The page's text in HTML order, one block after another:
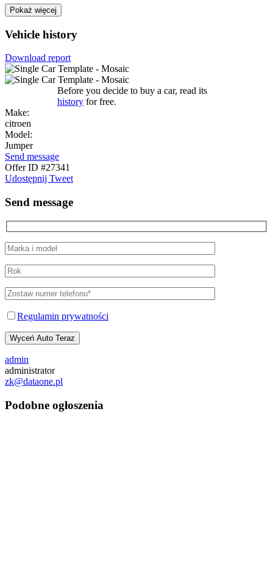
Pokaż więcej
Vehicle history
Download report
Before you decide to buy a car, read its
history for free.
Make:
citroen
Model:
Jumper
Send message
Offer ID #27341
Udostępnij Tweet
Send message
Regulamin prywatności
Wyceń Auto Teraz
admin
administrator
zk@dataone.pl
Podobne ogłoszenia